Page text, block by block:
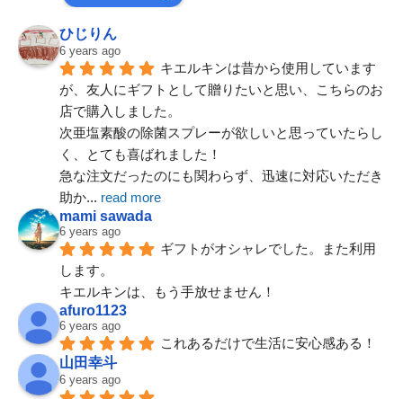
Googleレビュー一覧
ひじりん
6 years ago
キエルキンは昔から使用しています
が、友人にギフトとして贈りたいと思い、こちらのお
店で購入しました。
次亜塩素酸の除菌スプレーが欲しいと思っていたらし
く、とても喜ばれました！
急な注文だったのにも関わらず、迅速に対応いただき
助か... read more
mami sawada
6 years ago
ギフトがオシャレでした。また利用
します。
キエルキンは、もう手放せません！
afuro1123
6 years ago
これあるだけで生活に安心感ある！
山田幸斗
6 years ago